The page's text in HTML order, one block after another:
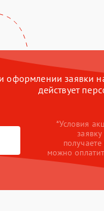
оформлении заявки
действует
*Условия
можно